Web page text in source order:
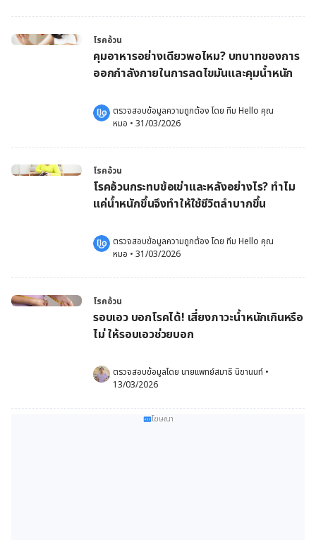
โรคอ้วน
คุมอาหารอย่างเดียวพอไหม? บทบาทของการ
ออกกำลังกายในการลดไขมันและคุมน้ำหนัก
ตรวจสอบข้อมูลความถูกต้อง โดย ทีม Hello คุณ
หมอ • 31/03/2026
โรคอ้วน
โรคอ้วนกระทบข้อเข่าและหลังอย่างไร? ทำไม
แค่น้ำหนักขึ้นจึงทำให้ใช้ชีวิตลำบากขึ้น
ตรวจสอบข้อมูลความถูกต้อง โดย ทีม Hello คุณ
หมอ • 31/03/2026
โรคอ้วน
รอบเอว บอกโรคได้! เสี่ยงภาวะน้ำหนักเกินหรือ
ไม่ ให้รอบเอวช่วยบอก
ตรวจสอบข้อมูลโดย นายแพทย์สมาธิ นิชานนท์ •
13/03/2026
โฆษณา